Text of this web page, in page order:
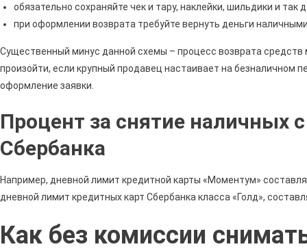
обязательно сохраняйте чек и тару, наклейки, шильдики и так
при оформлении возврата требуйте вернуть деньги
Существенный минус данной схемы – процесс возврата
произойти, если крупный продавец настаивает на безналичном
оформление заявки.
Процент за снятие наличных
Сбербанка
Например, дневной лимит кредитной карты «Моментум»
дневной лимит кредитных карт Сбербанка класса «Голд»,
Как без комиссии